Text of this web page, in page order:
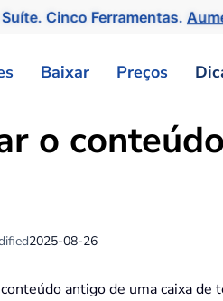
Cinco Ferramentas.
Baixar Preços
o
2025-08-26
antigo de uma caixa